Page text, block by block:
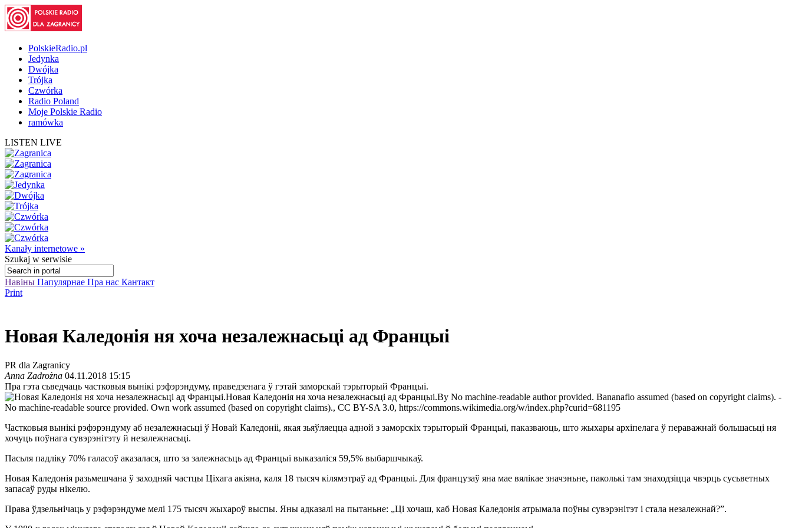
PolskieRadio.pl
Jedynka
Dwójka
Trójka
Czwórka
Radio Poland
Moje Polskie Radio
ramówka
LISTEN LIVE
Kanały internetowe »
Szukaj w serwisie
Навіны Папулярнае Пра нас Кантакт
Print
Новая Каледонія ня хоча незалежнасьці ад Францыі
PR dla Zagranicy
Anna Zadrożna 04.11.2018 15:15
Пра гэта сьведчаць частковыя вынікі рэфэрэндуму, праведзенага ў гэтай заморскай тэрыторый Францыі.
Новая Каледонія ня хоча незалежнасьці ад Францыі.By No machine-readable author provided. Bananaflo assumed (based on copyright claims). -
No machine-readable source provided. Own work assumed (based on copyright claims)., CC BY-SA 3.0, https://commons.wikimedia.org/w/index.php?curid=681195
Частковыя вынікі рэфэрэндуму аб незалежнасьці ў Новай Каледоніі, якая зьяўляецца адной з заморскіх тэрыторый Францыі, паказваюць, што жыхары архіпелага ў пераважнай большасьці ня
хочуць поўнага сувэрэнітэту й незалежнасьці.
Пасьля падліку 70% галасоў аказалася, што за залежнасьць ад Францыі выказаліся 59,5% выбаршчыкаў.
Новая Каледонія разьмешчана ў заходняй частцы Ціхага акіяна, каля 18 тысяч кілямэтраў ад Францыі. Для французаў яна мае вялікае значэньне, паколькі там знаходзіцца чвэрць сусьветных
запасаў руды нікелю.
Права ўдзельнічаць у рэфэрэндуме мелі 175 тысяч жыхароў выспы. Яны адказалі на пытаньне: „Ці хочаш, каб Новая Каледонія атрымала поўны сувэрэнітэт і стала незалежнай?”.